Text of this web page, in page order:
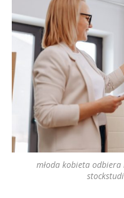
młoda kobieta odbiera